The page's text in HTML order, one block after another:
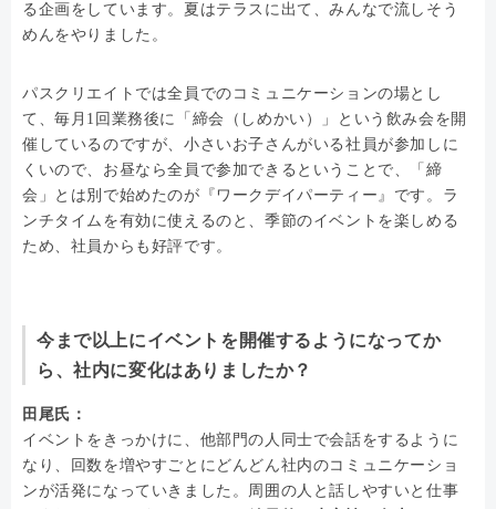
る企画をしています。夏はテラスに出て、みんなで流しそう
めんをやりました。
パスクリエイトでは全員でのコミュニケーションの場とし
て、毎月1回業務後に「締会（しめかい）」という飲み会を開
催しているのですが、小さいお子さんがいる社員が参加しに
くいので、お昼なら全員で参加できるということで、「締
会」とは別で始めたのが『ワークデイパーティー』です。ラ
ンチタイムを有効に使えるのと、季節のイベントを楽しめる
ため、社員からも好評です。
今まで以上にイベントを開催するようになってか
ら、社内に変化はありましたか？
田尾氏：
イベントをきっかけに、他部門の人同士で会話をするように
なり、回数を増やすごとにどんどん社内のコミュニケーショ
ンが活発になっていきました。周囲の人と話しやすいと仕事